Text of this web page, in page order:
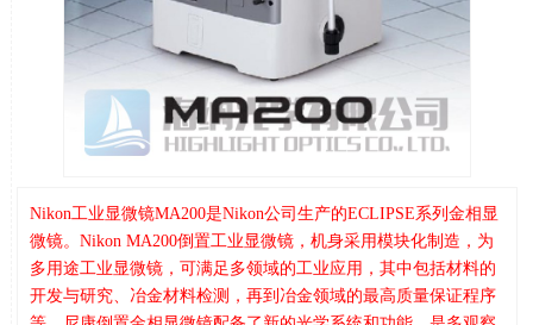
Nikon工业显微镜MA200是Nikon公司生产的ECLIPSE系列金相显
微镜。Nikon MA200倒置工业显微镜，机身采用模块化制造，为
多用途工业显微镜，可满足多领域的工业应用，其中包括材料的
开发与研究、冶金材料检测，再到冶金领域的最高质量保证程序